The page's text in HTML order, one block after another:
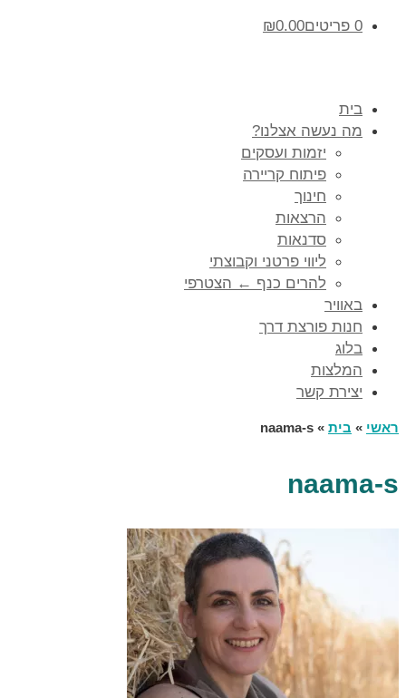
0 פריטים ₪0.00
בית
מה נעשה אצלנו?
יזמות ועסקים
פיתוח קריירה
חינוך
הרצאות
סדנאות
ליווי פרטני וקבוצתי
להרים כנף ← הצטרפי
באוויר
חנות פורצת דרך
בלוג
המלצות
יצירת קשר
ראשי » בית »
naama-s
naama-s